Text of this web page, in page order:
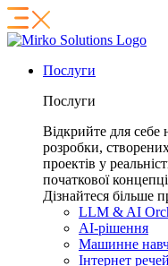
Послуги
Послуги
Відкрийте для
розробки,
проектів у
початкової
Дізнайтеся більше
LLM & AI
AI-рішення
Машинне
Інтернет речей